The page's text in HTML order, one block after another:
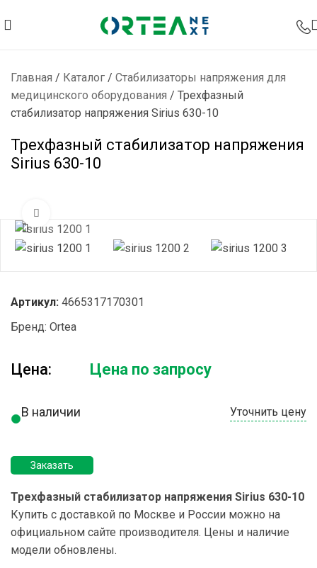
Главная / Каталог / Стабилизаторы напряжения для
медицинского оборудования / Трехфазный
стабилизатор напряжения Sirius 630-10
Трехфазный стабилизатор напряжения
Sirius 630-10
Артикул: 4665317170301
Бренд: Ortea
Цена: Цена по запросу
В наличии Уточнить цену
Заказать
Трехфазный стабилизатор напряжения Sirius 630-10
Купить с доставкой по Москве и России можно на
официальном сайте производителя. Цены и наличие
модели обновлены.